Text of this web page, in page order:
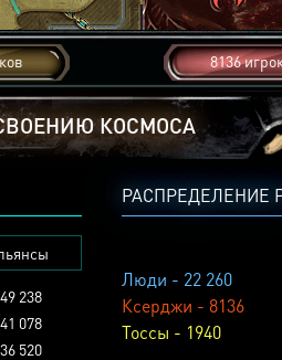
8136
КОСМОСА
РАСПРЕДЕЛЕНИЕ
Люди - 22 260
Ксерджи - 8136
Тоссы - 1940
238
078
520